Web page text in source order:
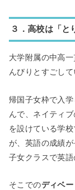
３．高校は「と
大学附属の中高
んびりとすごして
帰国子女枠で入
んで、ネイティ
を設けている学
が、英語の成績
子女クラスで英語
そこでのディベ